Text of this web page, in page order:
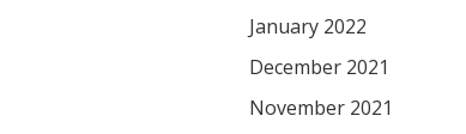
January 2022
December 2021
November 2021